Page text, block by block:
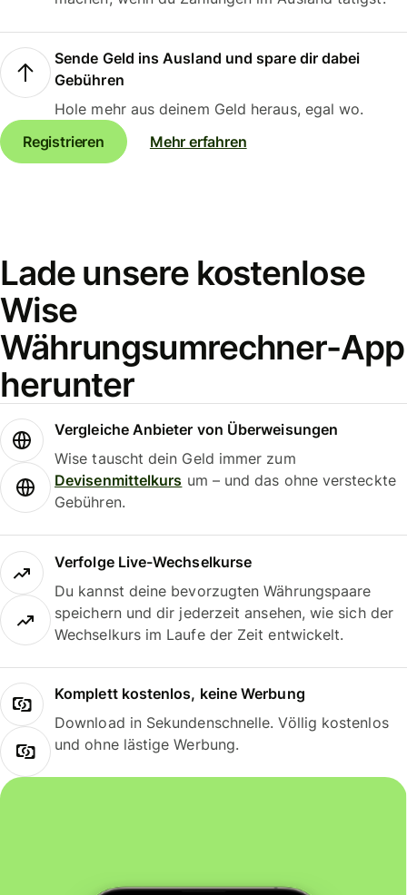
Sende Geld ins Ausland und spare dir dabei
Gebühren
Hole mehr aus deinem Geld heraus, egal wo.
Registrieren
Mehr erfahren
Lade unsere kostenlose
Wise
Währungsumrechner-App
herunter
Vergleiche Anbieter von Überweisungen
Wise tauscht dein Geld immer zum
Devisenmittelkurs um – und das ohne versteckte
Gebühren.
Verfolge Live-Wechselkurse
Du kannst deine bevorzugten Währungspaare
speichern und dir jederzeit ansehen, wie sich der
Wechselkurs im Laufe der Zeit entwickelt.
Komplett kostenlos, keine Werbung
Download in Sekundenschnelle. Völlig kostenlos
und ohne lästige Werbung.